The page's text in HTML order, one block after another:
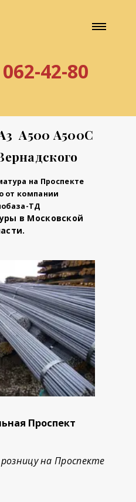
42-80
А500 А500С
на Проспекте
от компании
ТД
в Московской
Проспект
на Проспекте